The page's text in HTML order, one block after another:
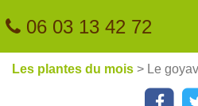
06 03 13 42 72
Les plantes du mois > Le